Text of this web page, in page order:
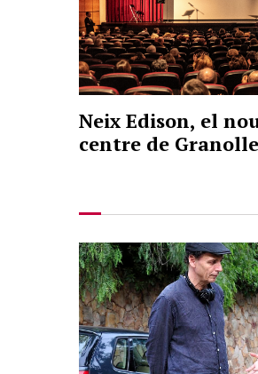
Neix Edison, el
centre de